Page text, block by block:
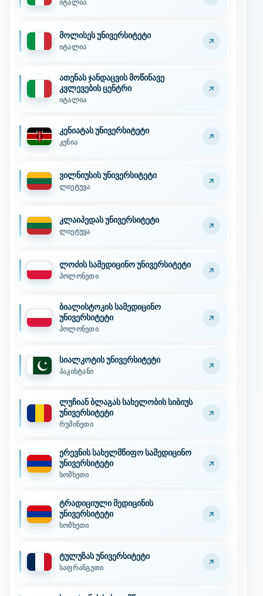
იტალია
მოლისეს უნივერსიტეტი
იტალია
ათენას ჯანდაცვის მოწინავე
კვლევების ცენტრი
იტალია
კენიატას უნივერსიტეტი
კენია
ვილნიუსის უნივერსიტეტი
ლიეტუვა
კლაიპედას უნივერსიტეტი
ლიეტუვა
ლოძის სამედიცინო უნივერსიტეტი
პოლონეთი
ბიალისტოკის სამედიცინო
უნივერსიტეტი
პოლონეთი
სიალკოტის უნივერსიტეტი
პაკისტანი
ლუჩიან ბლაგას სახელობის სიბიუს
უნივერსიტეტი
რუმინეთი
ერევნის სახელმწიფო სამედიცინო
უნივერსიტეტი
სომხეთი
ტრადიციული მედიცინის
უნივერსიტეტი
სომხეთი
ტულუზას უნივერსიტეტი
საფრანგეთი